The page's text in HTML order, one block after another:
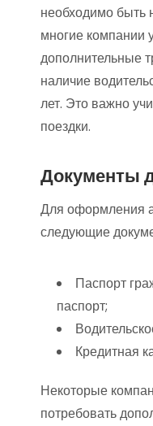
необходимо быть
многие компании
дополнительные
наличие
лет. Это важно
поездки.
Документы
Для оформления
следующие
Паспорт
паспорт;
Кредитная
Некоторые
потребовать